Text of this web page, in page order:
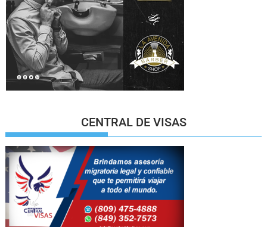
CENTRAL DE VISAS